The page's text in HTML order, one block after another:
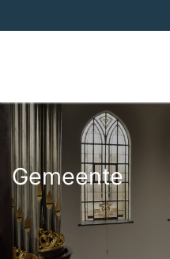
naar
Zoeken
Gemeente